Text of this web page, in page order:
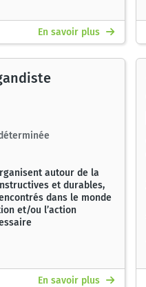
En savoir plus
autour de la
et durables,
dans le monde
et/ou l’action
En savoir plus